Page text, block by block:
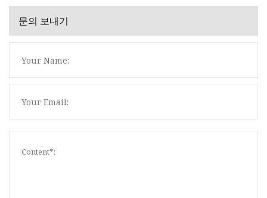
문의 보내기